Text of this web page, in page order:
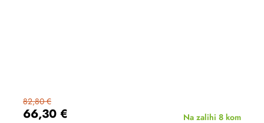
66,30 €
82,80 €
Na zalihi 8 kom